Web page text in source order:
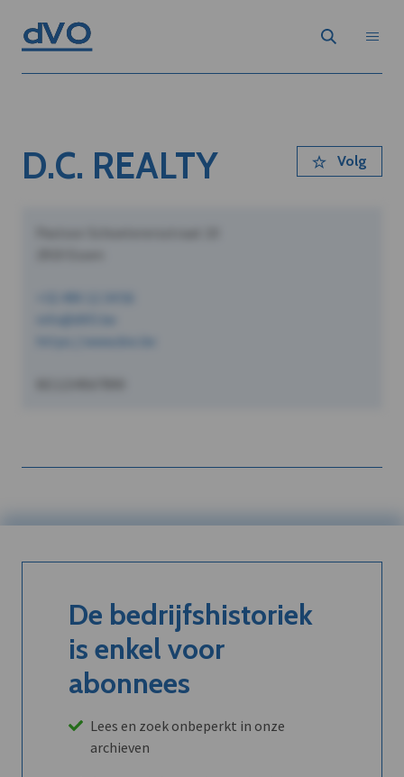
D.C. REALTY Volg
De bedrijfshistoriek
is enkel voor
abonnees
Lees en zoek onbeperkt in onze
archieven